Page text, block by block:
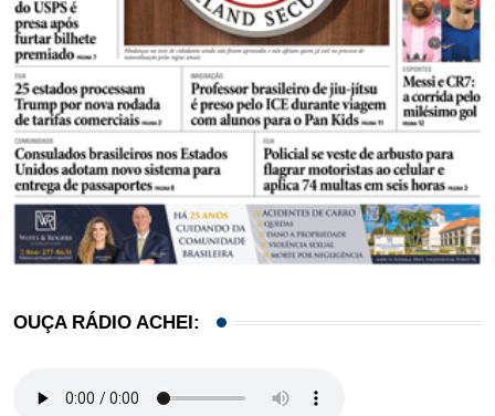
OUÇA RÁDIO ACHEI: